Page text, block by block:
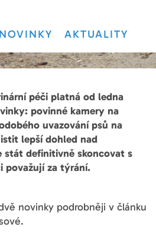
AKTUALITY
péči platná od ledna
povinné kamery na
uvazování psů na
lepší dohled nad
stát definitivně skoncovat s
považují za týrání.
novinky podrobněji v článku